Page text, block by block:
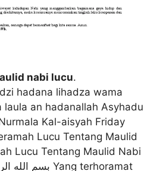
nabi lucu.
hadana lihadza wama
laula an hadanallah Asyhadu
Kal-aisyah Friday
Lucu Tentang Maulid
Lucu Tentang Maulid Nabi